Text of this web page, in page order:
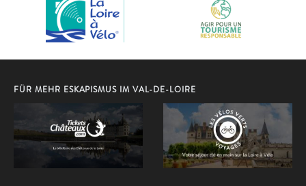
FÜR MEHR ESKAPISMUS IM VAL-DE-LOIRE